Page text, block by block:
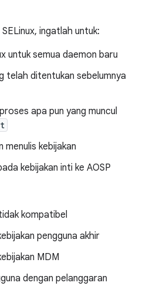
ingatlah untuk:
untuk semua daemon baru
telah ditentukan sebelumnya
apa pun yang muncul
menulis kebijakan
kebijakan inti ke AOSP
kompatibel
pengguna akhir
MDM
dengan pelanggaran